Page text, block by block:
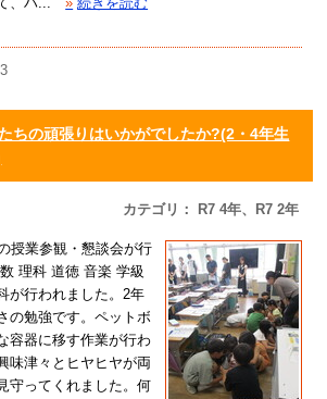
ちの頑張りはいかがでしたか?(2・4年生
カテゴリ： R7 4年、R7 2年
授業参観・懇談会が行
理科 道徳 音楽 学級
が行われました。2年
の勉強です。ペットボ
容器に移す作業が行わ
味津々とヒヤヒヤが両
守ってくれました。何